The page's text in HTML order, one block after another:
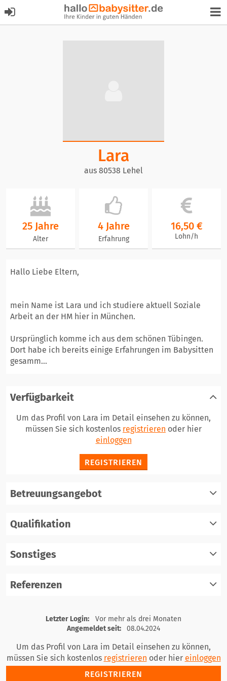
Lara
aus 80538 Lehel
25 Jahre
Alter
4 Jahre
Erfahrung
16,50 €
Lohn/h
Hallo Liebe Eltern,
mein Name ist Lara und ich studiere aktuell Soziale
Arbeit an der HM hier in München.
Ursprünglich komme ich aus dem schönen Tübingen.
Dort habe ich bereits einige Erfahrungen im Babysitten
gesamm...
Verfügbarkeit
Um das Profil von Lara im Detail einsehen zu können,
müssen Sie sich kostenlos registrieren oder hier
einloggen
REGISTRIEREN
Betreuungsangebot
Qualifikation
Sonstiges
Referenzen
registrieren
einloggen
Letzter Login:
Vor mehr als drei Monaten
Angemeldet seit:
08.04.2024
Um das Profil von Lara im Detail einsehen zu können,
müssen Sie sich kostenlos registrieren oder hier einloggen
REGISTRIEREN